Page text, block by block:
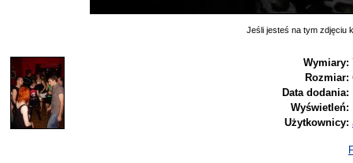
Jeśli jesteś na tym zdjęciu
Wymiary:
Rozmiar:
Data dodania:
Wyświetleń:
Użytkownicy: